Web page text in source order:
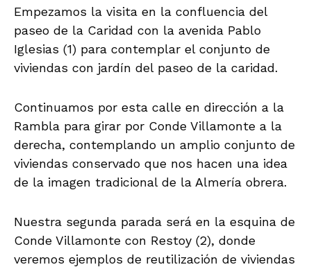
Empezamos la visita en la confluencia del
paseo de la Caridad con la avenida Pablo
Iglesias (1) para contemplar el conjunto de
viviendas con jardín del paseo de la caridad.
Continuamos por esta calle en dirección a la
Rambla para girar por Conde Villamonte a la
derecha, contemplando un amplio conjunto de
viviendas conservado que nos hacen una idea
de la imagen tradicional de la Almería obrera.
Nuestra segunda parada será en la esquina de
Conde Villamonte con Restoy (2), donde
veremos ejemplos de reutilización de viviendas